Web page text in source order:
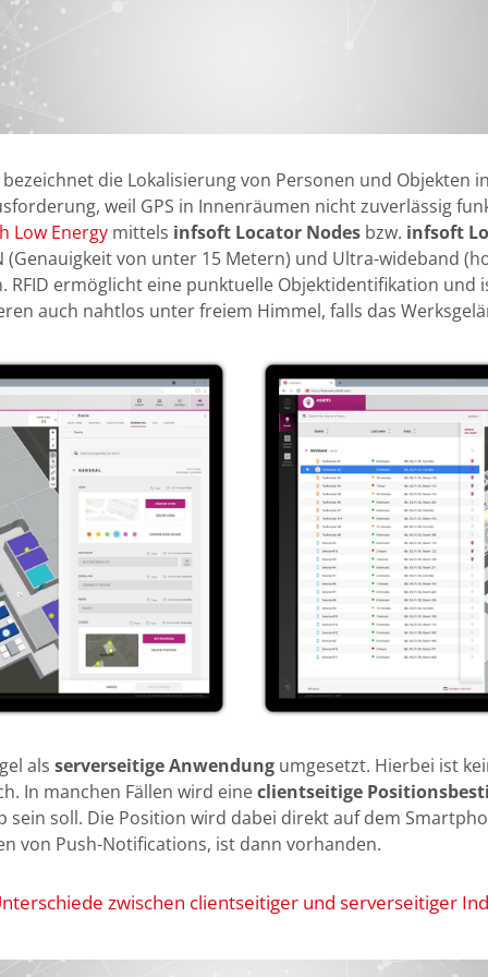
die Lokalisierung von Personen und Objekten
weil GPS in Innenräumen nicht zuverlässig
Low Energy mittels infsoft Locator Nodes bzw. infsoft
von unter 15 Metern) und Ultra-wideband
ermöglicht eine punktuelle Objektidentifikation und
auch nahtlos unter freiem Himmel, falls das
als serverseitige Anwendung umgesetzt. Hierbei ist
In manchen Fällen wird eineclientseitige
soll. Die Position wird dabei direkt auf dem
von Push-Notifications, ist dann vorhanden.
zwischen clientseitiger und serverseitiger